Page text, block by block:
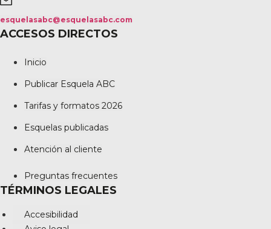
esquelasabc@esquelasabc.com
ACCESOS DIRECTOS
Inicio
Publicar Esquela ABC
Tarifas y formatos 2026
Esquelas publicadas
Atención al cliente
Preguntas frecuentes
TÉRMINOS LEGALES
Accesibilidad